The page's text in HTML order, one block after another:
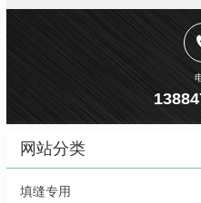
网站分类
填缝专用